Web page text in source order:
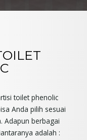
toilet phenolic
Anda pilih sesuai
Adapun berbagai
adalah :